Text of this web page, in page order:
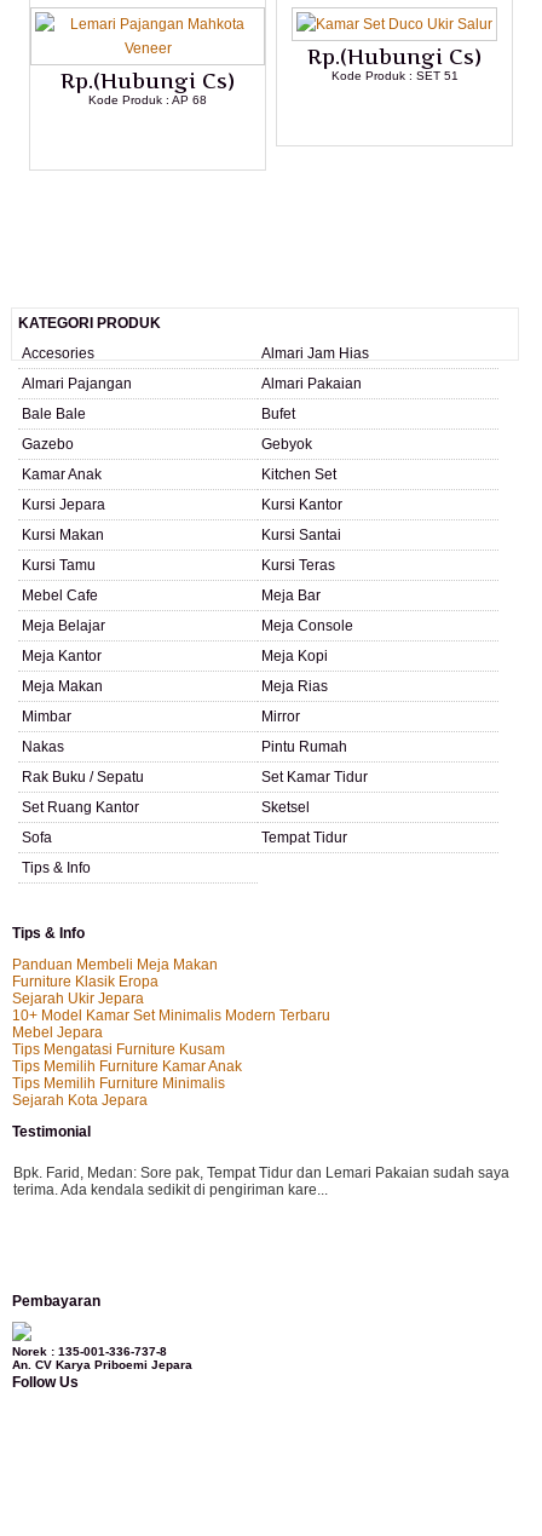
Rp.(Hubungi Cs)
Kode Produk : AP 68
Rp.(Hubungi Cs)
Kode Produk : SET 51
KATEGORI PRODUK
Accesories
Almari Jam Hias
Almari Pajangan
Almari Pakaian
Bale Bale
Bufet
Gazebo
Gebyok
Kamar Anak
Kitchen Set
Kursi Jepara
Kursi Kantor
Kursi Makan
Kursi Santai
Kursi Tamu
Kursi Teras
Mebel Cafe
Meja Bar
Meja Belajar
Meja Console
Meja Kantor
Meja Kopi
Meja Makan
Meja Rias
Mimbar
Mirror
Nakas
Pintu Rumah
Rak Buku / Sepatu
Set Kamar Tidur
Set Ruang Kantor
Sketsel
Sofa
Tempat Tidur
Tips & Info
Tips & Info
Panduan Membeli Meja Makan
Furniture Klasik Eropa
Sejarah Ukir Jepara
10+ Model Kamar Set Minimalis Modern Terbaru
Mebel Jepara
Tips Mengatasi Furniture Kusam
Tips Memilih Furniture Kamar Anak
Tips Memilih Furniture Minimalis
Sejarah Kota Jepara
Testimonial
Bpk. Farid, Medan: Sore pak, Tempat Tidur dan Lemari Pakaian sudah saya
terima. Ada kendala sedikit di pengiriman kare...
kursi teras saya sudah saya terima dan p...
Pembayaran
Norek : 135-001-336-737-8
An. CV Karya Priboemi Jepara
Follow Us